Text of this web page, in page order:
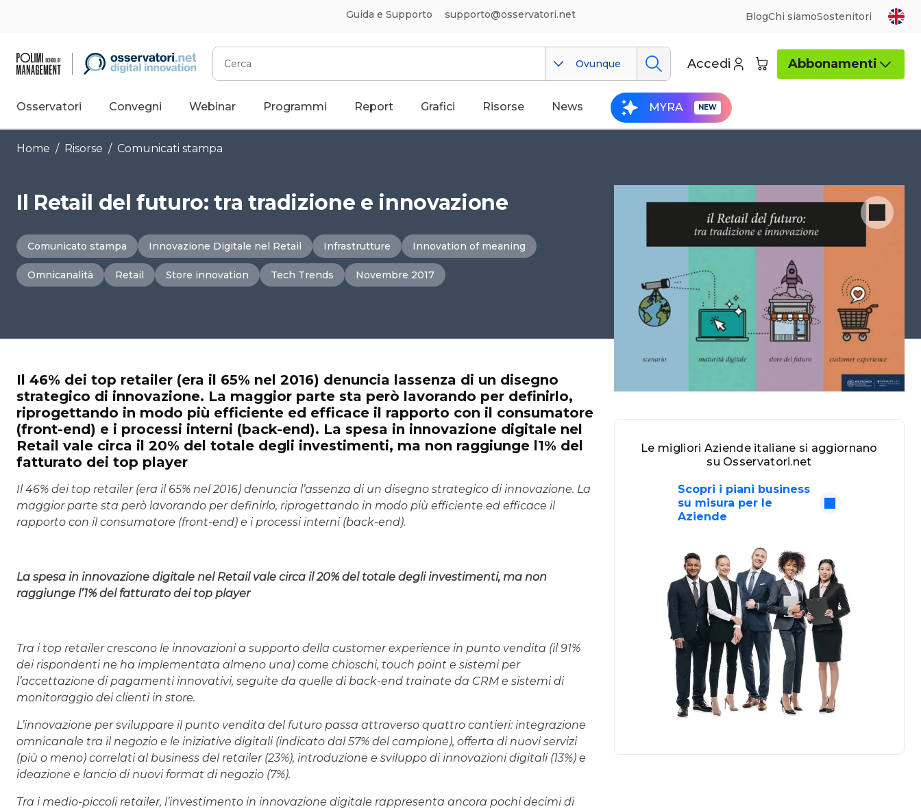
Guida e Supporto supporto@osservatori.net BlogChi siamoSostenitori
Cerca
Ovunque Accedi Abbonamenti
Osservatori Convegni Webinar Programmi Report Grafici Risorse News MYRA
Home / Risorse / Comunicati stampa
Il Retail del futuro: tra tradizione e innovazione
Comunicato stampa Innovazione Digitale nel Retail Infrastrutture Innovation of meaning
Omnicanalità Retail Store innovation Tech Trends Novembre 2017
Il 46% dei top retailer (era il 65% nel 2016) denuncia lassenza di un disegno
strategico di innovazione. La maggior parte sta però lavorando per definirlo,
riprogettando in modo più efficiente ed efficace il rapporto con il consumatore
(front-end) e i processi interni (back-end). La spesa in innovazione digitale nel
Retail vale circa il 20% del totale degli investimenti, ma non raggiunge l1% del
fatturato dei top player
Il 46% dei top retailer (era il 65% nel 2016) denuncia l’assenza di un disegno strategico di innovazione. La
maggior parte sta però lavorando per definirlo, riprogettando in modo più efficiente ed efficace il
rapporto con il consumatore (front-end) e i processi interni (back-end).
La spesa in innovazione digitale nel Retail vale circa il 20% del totale degli investimenti, ma non
raggiunge l’1% del fatturato dei top player
Tra i top retailer crescono le innovazioni a supporto della customer experience in punto vendita (il 91%
dei rispondenti ne ha implementata almeno una) come chioschi, touch point e sistemi per
l’accettazione di pagamenti innovativi, seguite da quelle di back-end trainate da CRM e sistemi di
monitoraggio dei clienti in store.
L’innovazione per sviluppare il punto vendita del futuro passa attraverso quattro cantieri: integrazione
omnicanale tra il negozio e le iniziative digitali (indicato dal 57% del campione), offerta di nuovi servizi
(più o meno) correlati al business del retailer (23%), introduzione e sviluppo di innovazioni digitali (13%) e
ideazione e lancio di nuovi format di negozio (7%).
Tra i medio-piccoli retailer, l’investimento in innovazione digitale rappresenta ancora pochi decimi di
Le migliori Aziende italiane si aggiornano
su Osservatori.net
Scopri i piani business
su misura per le
Aziende